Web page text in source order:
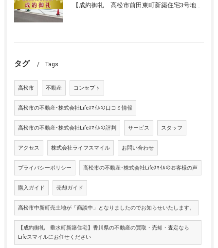
【成約御礼 高松市前田東町新築住宅3号地】香川県の不動産の買取・売却・査定ならLifeスマイルにお任せください
タグ Tags
高松市 不動産 コンセプト
高松市の不動産･株式会社Lifeｽﾏｲﾙの口コミ情報
高松市の不動産･株式会社Lifeｽﾏｲﾙの評判 サービス スタッフ
アクセス 株式会社ライフスマイル お問い合わせ
プライバシーポリシー 高松市の不動産･株式会社Lifeｽﾏｲﾙのお客様の声
購入ガイド 売却ガイド
高松市中新町売土地が「商談中」となりましたのでお知らせいたします。
【成約御礼 垂水町新築住宅】香川県の不動産の買取・売却・査定なら
Lifeスマイルにお任せください